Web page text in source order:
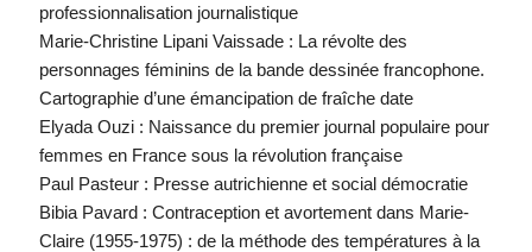
professionnalisation journalistique
Marie-Christine Lipani Vaissade : La révolte des
personnages féminins de la bande dessinée francophone.
Cartographie d’une émancipation de fraîche date
Elyada Ouzi : Naissance du premier journal populaire pour
femmes en France sous la révolution française
Paul Pasteur : Presse autrichienne et social démocratie
Bibia Pavard : Contraception et avortement dans Marie-
Claire (1955-1975) : de la méthode des températures à la